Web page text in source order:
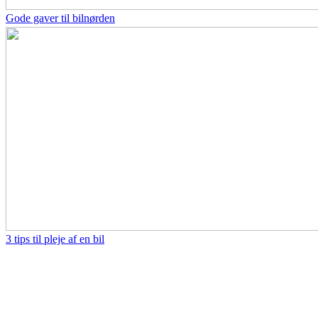
Gode gaver til bilnørden
3 tips til pleje af en bil